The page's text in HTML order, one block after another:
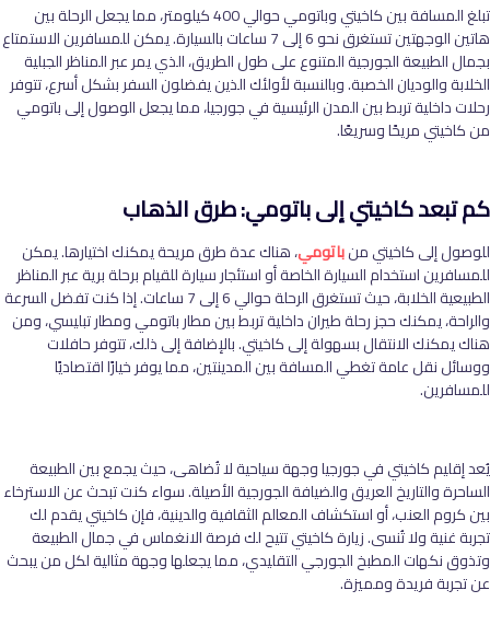
تبلغ المسافة بين كاخيتي وباتومي حوالي 400 كيلومتر، مما يجعل الرحلة بين
هاتين الوجهتين تستغرق نحو 6 إلى 7 ساعات بالسيارة. يمكن للمسافرين الاستمتاع
بجمال الطبيعة الجورجية المتنوع على طول الطريق، الذي يمر عبر المناظر الجبلية
الخلابة والوديان الخصبة. وبالنسبة لأولئك الذين يفضلون السفر بشكل أسرع، تتوفر
رحلات داخلية تربط بين المدن الرئيسية في جورجيا، مما يجعل الوصول إلى باتومي
من كاخيتي مريحًا وسريعًا.
كم تبعد كاخيتي إلى باتومي: طرق الذهاب
للوصول إلى كاخيتي منباتومي، هناك عدة طرق مريحة يمكنك اختيارها. يمكن
للمسافرين استخدام السيارة الخاصة أو استئجار سيارة للقيام برحلة برية عبر المناظر
الطبيعية الخلابة، حيث تستغرق الرحلة حوالي 6 إلى 7 ساعات. إذا كنت تفضل السرعة
والراحة، يمكنك حجز رحلة طيران داخلية تربط بين مطار باتومي ومطار تبليسي، ومن
هناك يمكنك الانتقال بسهولة إلى كاخيتي. بالإضافة إلى ذلك، تتوفر حافلات
ووسائل نقل عامة تغطي المسافة بين المدينتين، مما يوفر خيارًا اقتصاديًا
للمسافرين.
يُعد إقليم كاخيتي في جورجيا وجهة سياحية لا تُضاهى، حيث يجمع بين الطبيعة
الساحرة والتاريخ العريق والضيافة الجورجية الأصيلة. سواء كنت تبحث عن الاسترخاء
بين كروم العنب، أو استكشاف المعالم الثقافية والدينية، فإن كاخيتي يقدم لك
تجربة غنية ولا تُنسى. زيارة كاخيتي تتيح لك فرصة الانغماس في جمال الطبيعة
وتذوق نكهات المطبخ الجورجي التقليدي، مما يجعلها وجهة مثالية لكل من يبحث
عن تجربة فريدة ومميزة.